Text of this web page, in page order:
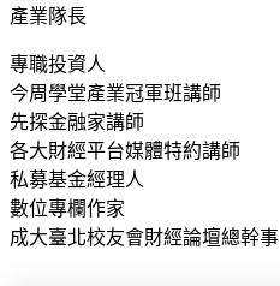
產業隊長
專職投資人
今周學堂產業冠軍班講師
先探金融家講師
各大財經平台媒體特約講師
私募基金經理人
數位專欄作家
成大臺北校友會財經論壇總幹事